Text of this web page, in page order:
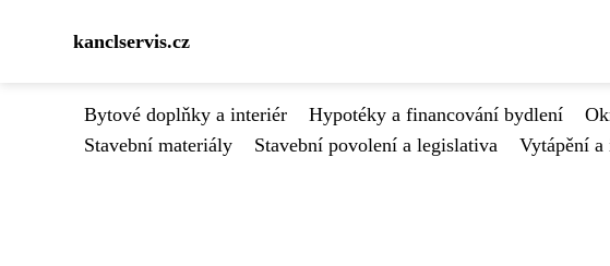
kanclservis.cz
Bytové doplňky a interiér Hypotéky a financování bydlení
Stavební materiály
Stavební povolení a legislativa Vytápění a